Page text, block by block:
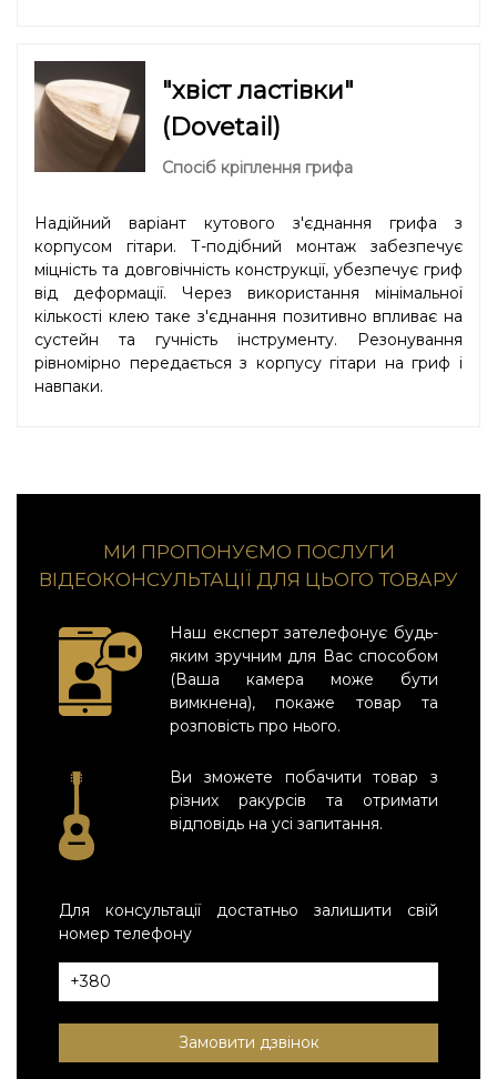
"хвіст ластівки"
(Dovetail)
Спосіб кріплення грифа
Надійний варіант кутового з'єднання грифа з
корпусом гітари. Т-подібний монтаж забезпечує
міцність та довговічність конструкції, убезпечує гриф
від деформації. Через використання мінімальної
кількості клею таке з'єднання позитивно впливає на
сустейн та гучність інструменту. Резонування
рівномірно передається з корпусу гітари на гриф і
навпаки.
МИ ПРОПОНУЄМО ПОСЛУГИ
ВІДЕОКОНСУЛЬТАЦІЇ ДЛЯ ЦЬОГО ТОВАРУ
Наш експерт зателефонує будь-
яким зручним для Вас способом
(Ваша камера може бути
вимкнена), покаже товар та
розповість про нього.
Ви зможете побачити товар з
різних ракурсів та отримати
відповідь на усі запитання.
Для консультації достатньо залишити свій
номер телефону
Замовити дзвінок